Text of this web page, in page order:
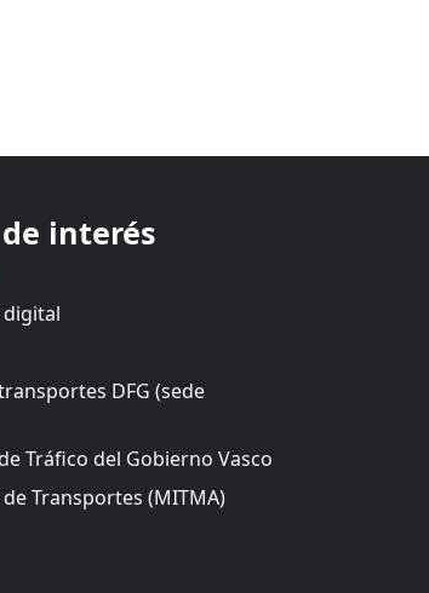
interés
DFG (sede
Tráfico del Gobierno Vasco
Transportes (MITMA)